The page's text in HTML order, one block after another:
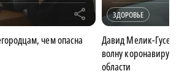
r
чем опасна
ЗДОРОВЬЕ
Давид Мелик-
волну
области